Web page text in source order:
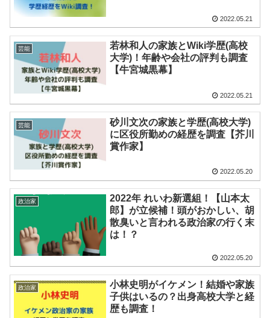
2022.05.21
芸能
若林和人の家族とWiki学歴(高校
大学)！年齢や会社の評判も調査
【牛宮城黒幕】
2022.05.21
芸能
砂川文次の家族と学歴(高校大学)
に区役所勤めの経歴を調査【芥川
賞作家】
2022.05.20
政治家
2022年 れいわ新選組！【山本太
郎】が立候補！頭がおかしい、胡
散臭いと言われる政治家の行く末
は！？
2022.05.20
政治家
小林史明がイケメン！結婚や家族
子供はいるの？出身高校大学と経
歴も調査！